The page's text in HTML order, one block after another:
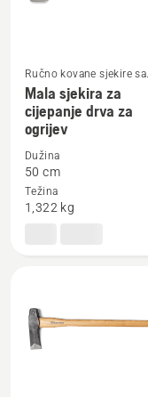
Pogledajte
više
detalja
Mala
sjekira
ogrijev
Ručno kovane sjekire sa
drvenom drškom
Mala sjekira za
cijepanje drva za
ogrijev
Dužina
50 cm
Težina
1,322 kg